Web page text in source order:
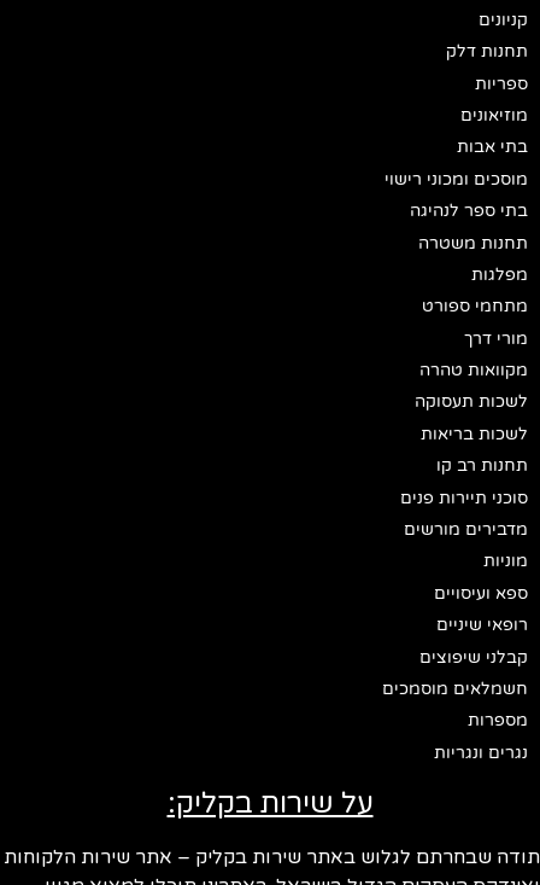
קניונים
תחנות דלק
ספריות
מוזיאונים
בתי אבות
מוסכים ומכוני רישוי
בתי ספר לנהיגה
תחנות משטרה
מפלגות
מתחמי ספורט
מורי דרך
מקוואות טהרה
לשכות תעסוקה
לשכות בריאות
תחנות רב קו
סוכני תיירות פנים
מדבירים מורשים
מוניות
ספא ועיסויים
רופאי שיניים
קבלני שיפוצים
חשמלאים מוסמכים
מספרות
נגרים ונגריות
על שירות בקליק:
שבחרתם לגלוש באתר שירות בקליק – אתר שירות הלקוחות